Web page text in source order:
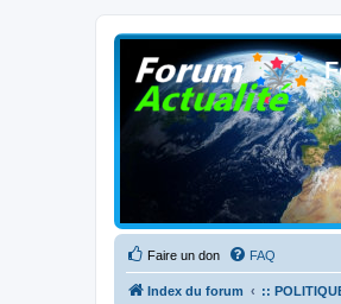
Faire un don FAQ
Index du forum ::